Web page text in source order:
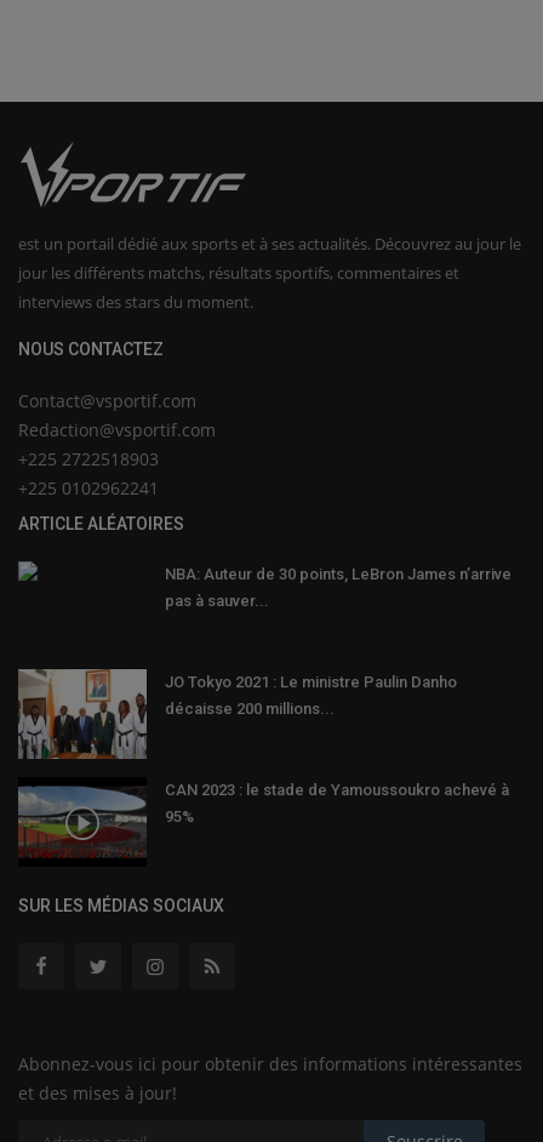
est un portail dédié aux sports et à ses actualités. Découvrez au jour le
jour les différents matchs, résultats sportifs, commentaires et
interviews des stars du moment.
NOUS CONTACTEZ
Contact@vsportif.com
Redaction@vsportif.com
+225 2722518903
+225 0102962241
ARTICLE ALÉATOIRES
NBA: Auteur de 30 points, LeBron James n’arrive
pas à sauver...
JO Tokyo 2021 : Le ministre Paulin Danho
décaisse 200 millions...
CAN 2023 : le stade de Yamoussoukro achevé à
95%
SUR LES MÉDIAS SOCIAUX
Abonnez-vous ici pour obtenir des informations intéressantes
et des mises à jour!